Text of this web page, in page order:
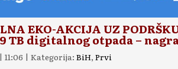
EKO-AKCIJA UZ
TB digitalnog otpada –
11:06 | Kategorija:BiH, Prvi